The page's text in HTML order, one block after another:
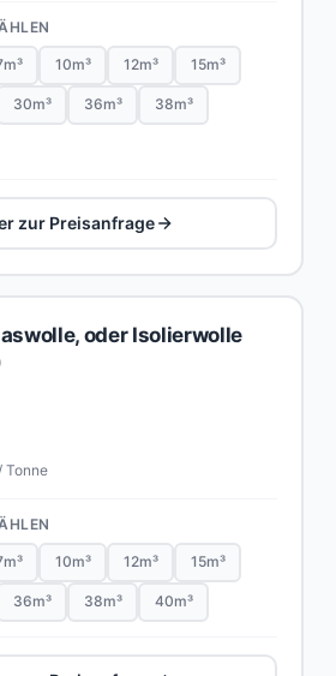
10m³ 12m³ 15m³
30m³ 36m³ 38m³
zur Preisanfrage
oder Isolierwolle
/ Tonne
10m³ 12m³ 15m³
36m³ 38m³ 40m³